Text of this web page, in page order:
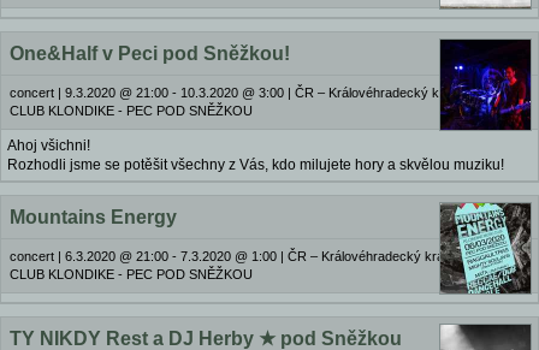
One&Half v Peci pod Sněžkou!
concert | 9.3.2020 @ 21:00 - 10.3.2020 @ 3:00 | ČR – Královéhradecký kraj | MUSIC
CLUB KLONDIKE - PEC POD SNĚŽKOU
Ahoj všichni!
Rozhodli jsme se potěšit všechny z Vás, kdo milujete hory a skvělou muziku!
Mountains Energy
concert | 6.3.2020 @ 21:00 - 7.3.2020 @ 1:00 | ČR – Královéhradecký kraj | MUSIC
CLUB KLONDIKE - PEC POD SNĚŽKOU
TY NIKDY Rest a DJ Herby ★ pod Sněžkou